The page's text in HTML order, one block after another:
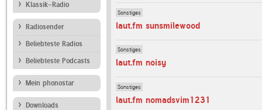
Klassik-Radio
Radiosender
Beliebteste Radios
Beliebteste Podcasts
Mein phonostar
Downloads
Sonstiges
laut.fm sunsmilewood
Sonstiges
laut.fm noisy
Sonstiges
laut.fm nomadsvim1231